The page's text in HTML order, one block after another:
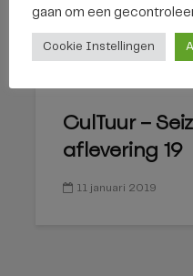
CulTuur –
aflevering 19
11 januari 2019
gaan om een
Cookie Instellingen